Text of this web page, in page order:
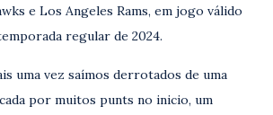
e Los Angeles Rams, em jogo válido
regular de 2024.
uma vez saímos derrotados de uma
por muitos punts no inicio, um